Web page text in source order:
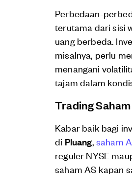
Perbedaan-
terutama dari sisi
uang berbeda.
misalnya, perlu
menangani
tajam dalam
Trading
Kabar baik bagi
di Pluang, saham
reguler NYSE
saham AS kapan